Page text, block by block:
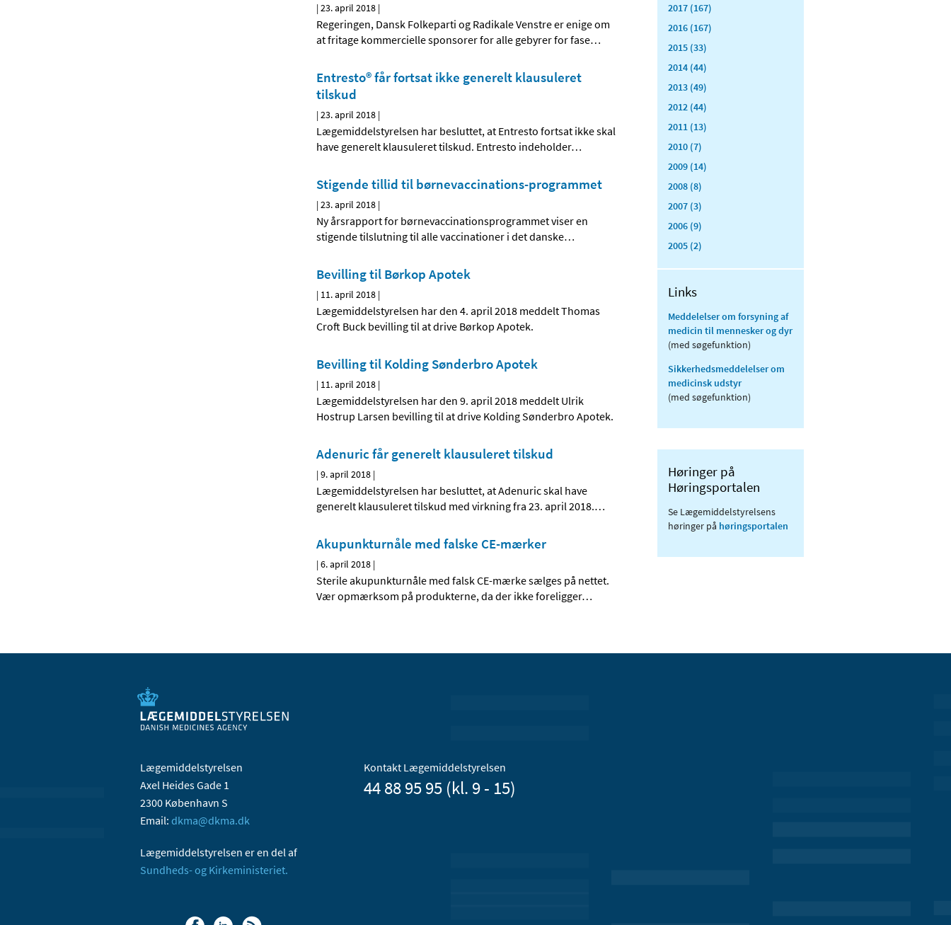
|23. april 2018 |
Regeringen, Dansk Folkeparti og Radikale Venstre er enige om
at fritage kommercielle sponsorer for alle gebyrer for fase…
Entresto® får fortsat ikke generelt klausuleret
tilskud
|23. april 2018 |
Lægemiddelstyrelsen har besluttet, at Entresto fortsat ikke skal
have generelt klausuleret tilskud. Entresto indeholder…
Stigende tillid til børnevaccinations-programmet
|23. april 2018 |
Ny årsrapport for børnevaccinationsprogrammet viser en
stigende tilslutning til alle vaccinationer i det danske…
Bevilling til Børkop Apotek
| 11. april 2018 |
Lægemiddelstyrelsen har den 4. april 2018 meddelt Thomas
Croft Buck bevilling til at drive Børkop Apotek.
Bevilling til Kolding Sønderbro Apotek
| 11. april 2018 |
Lægemiddelstyrelsen har den 9. april 2018 meddelt Ulrik
Hostrup Larsen bevilling til at drive Kolding Sønderbro Apotek.
Adenuric får generelt klausuleret tilskud
|9. april 2018 |
Lægemiddelstyrelsen har besluttet, at Adenuric skal have
generelt klausuleret tilskud med virkning fra 23. april 2018.…
Akupunkturnåle med falske CE-mærker
|6. april 2018 |
Sterile akupunkturnåle med falsk CE-mærke sælges på nettet.
Vær opmærksom på produkterne, da der ikke foreligger…
2017 (167)
2016 (167)
2015 (33)
2014 (44)
2013 (49)
2012 (44)
2011 (13)
2010 (7)
2009 (14)
2008 (8)
2007 (3)
2006 (9)
2005 (2)
Links
Meddelelser om forsyning af
medicin til mennesker og dyr
(med søgefunktion)
Sikkerhedsmeddelelser om
medicinsk udstyr
(med søgefunktion)
Høringer på
Høringsportalen
Se Lægemiddelstyrelsens
høringer på høringsportalen
Lægemiddelstyrelsen
Axel Heides Gade 1
2300 København S
Email: dkma@dkma.dk
Lægemiddelstyrelsen er en del af
Sundheds- og Kirkeministeriet.
Kontakt Lægemiddelstyrelsen
44 88 95 95 (kl. 9 - 15)